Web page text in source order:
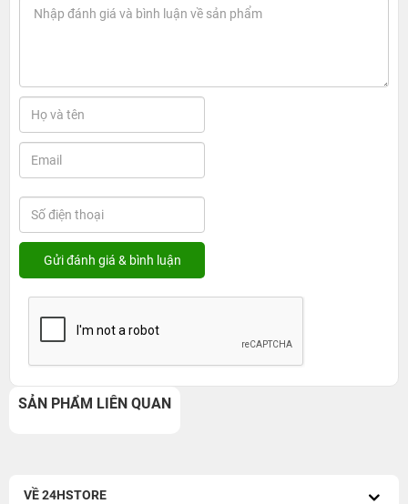
SẢN PHẨM LIÊN QUAN
VỀ 24HSTORE